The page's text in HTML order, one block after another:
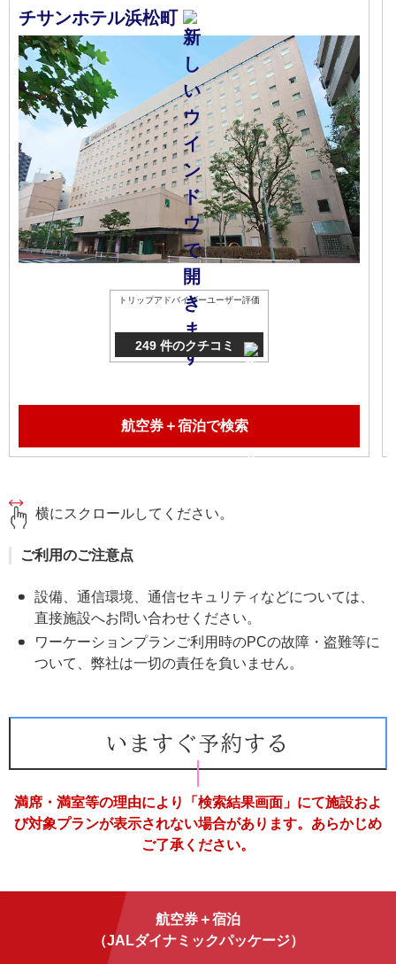
チサンホテル浜松町
トリップアドバイザーユーザー評価
249 件のクチコミ
航空券＋宿泊で検索
横にスクロールしてください。
ご利用のご注意点
設備、通信環境、通信セキュリティなどについては、
直接施設へお問い合わせください。
ワーケーションプランご利用時のPCの故障・盗難等に
ついて、弊社は一切の責任を負いません。
いますぐ予約する
満席・満室等の理由により「検索結果画面」にて施設およ
び対象プランが表示されない場合があります。あらかじめ
ご了承ください。
航空券＋宿泊
（JALダイナミックパッケージ）